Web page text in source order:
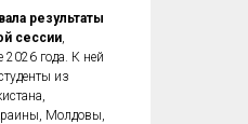
результаты
сессии
года. К ней
из
Молдовы,